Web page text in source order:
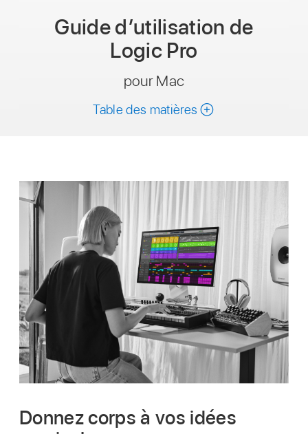
Guided’utilisation de
Logic Pro
pour Mac
Table des matières
Donnez corps à vos idées